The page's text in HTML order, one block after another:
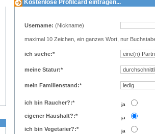
Kostenlose Profilcard eintragen...
Username: (Nickname)
maximal 10 Zeichen, ein ganzes Wort, nur
ich suche:*
meine Statur:*
mein Familienstand:*
ich bin Raucher?:* ja
eigener Haushalt?:*
ja
ich bin Vegetarier?:*
ja